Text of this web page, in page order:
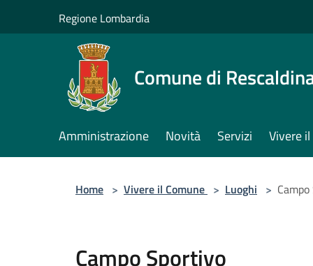
Regione Lombardia
Comune di
Amministrazione Novità Servizi Vivere
Home > Vivere il Comune > Luoghi >
Campo Sportivo